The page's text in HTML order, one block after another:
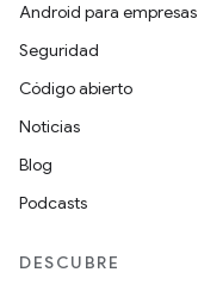
Android para empresas
Seguridad
Código abierto
Noticias
Blog
Podcasts
DESCUBRE